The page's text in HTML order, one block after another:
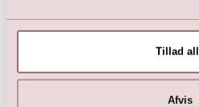
Tillad
Afvis